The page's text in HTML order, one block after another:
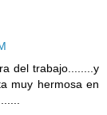
del trabajo........y
muy hermosa en